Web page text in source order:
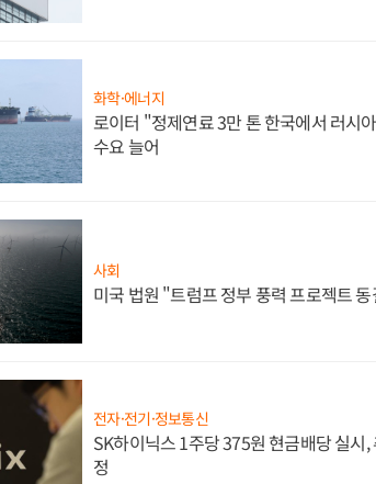
화학·에너지
로이터 "정제연료 3만 톤 한국에서 러시
수요 늘어
사회
미국 법원 "트럼프 정부 풍력 프로젝트
전자·전기·정보통신
SK하이닉스 1주당 375원 현금배당 실시
정